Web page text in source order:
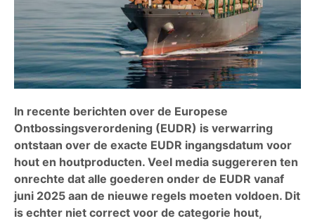
In recente berichten over de Europese
Ontbossingsverordening (EUDR) is verwarring
ontstaan over de exacte EUDR ingangsdatum voor
hout en houtproducten. Veel media suggereren ten
onrechte dat alle goederen onder de EUDR vanaf
juni 2025 aan de nieuwe regels moeten voldoen. Dit
is echter niet correct voor de categorie hout,